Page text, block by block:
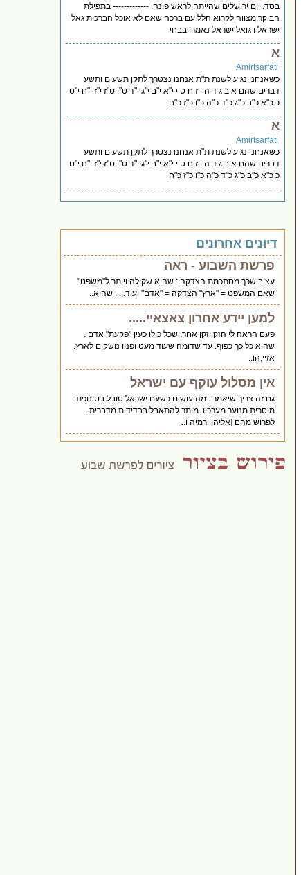
בסד. יום ירושלים שהייתה לראש פינה. ------------- בתפילת
הבוקר מצווה לקרוא הלל עם ברכה שאם לא אוכל הברכות גאל
ישראל ו גואל ישראל נאמרו בבחי
א
Amirtsarfati
כשאנחנו נגיע לשנת ת"ת אנחנו נצטרך לתקן תשעים ותשע
דברים שהם א ב ג ד ה ו ז ח ט י י"א י"ב י"ג י"ד ט"ו ט"ז י"ז י"ח י"ט
כ כ"א כ"ב כ"ג כ"ד כ"ה כ"ו כ"ז כ"ח
א
Amirtsarfati
כשאנחנו נגיע לשנת ת"ת אנחנו נצטרך לתקן תשעים ותשע
דברים שהם א ב ג ד ה ו ז ח ט י י"א י"ב י"ג י"ד ט"ו ט"ז י"ז י"ח י"ט
כ כ"א כ"ב כ"ג כ"ד כ"ה כ"ו כ"ז כ"ח
דיונים אחרונים
פרשת השבוע - ראה
עצוב שכך מסתכמת הצדקה : שהיא שקולה ויותר ל"משפט"
שאם המשפט = "ארץ" הצדקה = "אדם" ועוד... . שהוא..
למען יידע אחרון צאצאיי.....
פעם הראה לי הזקן זקן אחר, שכל כולו כעין "פקעת" אדם .
שהוא כל כך כפוף. עד שדומה שעוד מעט ופניו נושקים לארץ.
אזיי,הו..
אין מסלול עוקף עם ישראל
גם זה צריך שיאמר : מה עושים כשעם ישראל טובל בטינופת
מוסרית מנוער מערכיו. מותר להתאבל בבדידות מדברית.
לפרוש מהם [אליהו ירמיה ו..